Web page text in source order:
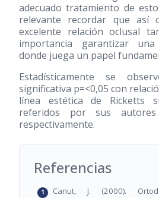
adecuado tratamiento de
relevante recordar que así
excelente relación oclusal
importancia garantizar
donde juega un papel
Estadísticamente se
significativa p=<0,05 con
línea estética de Ricketts
referidos por sus
respectivamente.
Referencias
Canut, J. (2000).